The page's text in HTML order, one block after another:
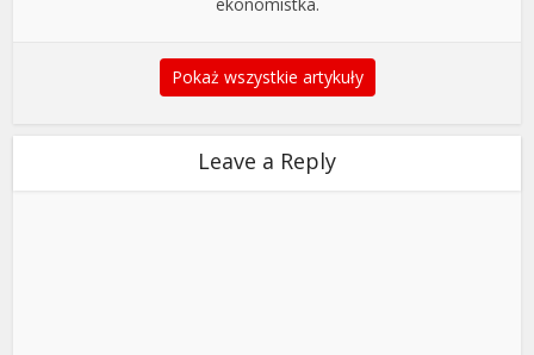
Pokaż wszystkie artykuły
Leave a Reply